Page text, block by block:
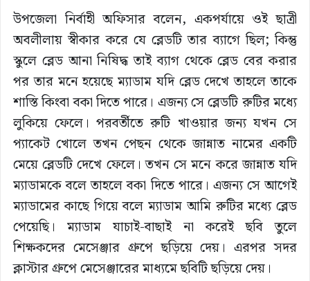
উপজেলা নির্বাহী অফিসার বলেন, একপর্যায়ে ওই ছাত্রী
অবলীলায় স্বীকার করে যে ব্লেডটি তার ব্যাগে ছিল; কিন্তু
স্কুলে ব্লেড আনা নিষিদ্ধ তাই ব্যাগ থেকে ব্লেড বের করার
পর তার মনে হয়েছে ম্যাডাম যদি ব্লেড দেখে তাহলে তাকে
শাস্তি কিংবা বকা দিতে পারে। এজন্য সে ব্লেডটি রুটির মধ্যে
লুকিয়ে ফেলে। পরবর্তীতে রুটি খাওয়ার জন্য যখন সে
প্যাকেট খোলে তখন পেছন থেকে জান্নাত নামের একটি
মেয়ে ব্লেডটি দেখে ফেলে। তখন সে মনে করে জান্নাত যদি
ম্যাডামকে বলে তাহলে বকা দিতে পারে। এজন্য সে আগেই
ম্যাডামের কাছে গিয়ে বলে ম্যাডাম আমি রুটির মধ্যে ব্লেড
পেয়েছি। ম্যাডাম যাচাই-বাছাই না করেই ছবি তুলে
শিক্ষকদের মেসেঞ্জার গ্রুপে ছড়িয়ে দেয়। এরপর সদর
ক্লাস্টার গ্রুপে মেসেঞ্জারের মাধ্যমে ছবিটি ছড়িয়ে দেয়।